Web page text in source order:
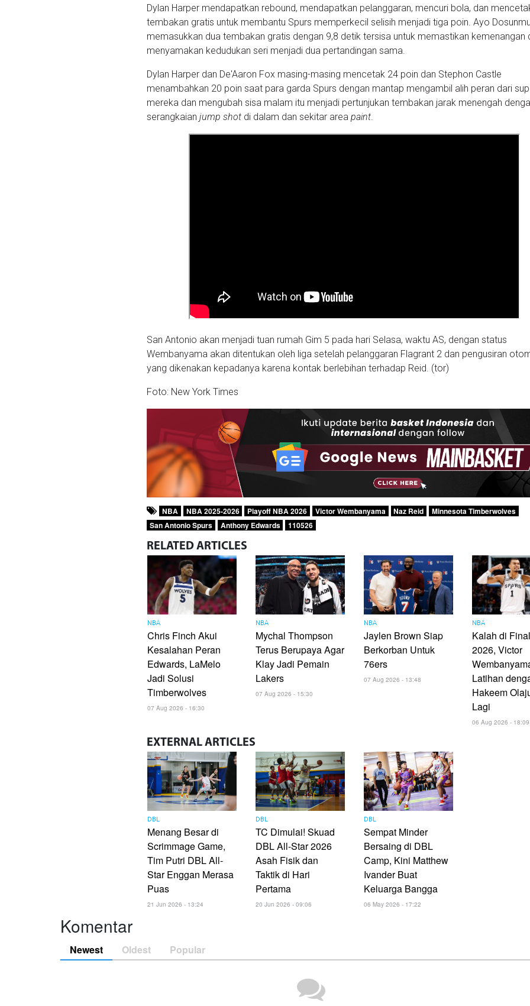
Dylan Harper mendapatkan rebound, mendapatkan pelanggaran, mencuri bola, dan
tembakan gratis untuk membantu Spurs memperkecil selisih menjadi tiga poin. Ayo
memasukkan dua tembakan gratis dengan 9,8 detik tersisa untuk memastikan kemenangan
menyamakan kedudukan seri menjadi dua pertandingan sama.
Dylan Harper dan De'Aaron Fox masing-masing mencetak 24 poin dan Stephon Castle
menambahkan 20 poin saat para garda Spurs dengan mantap mengambil alih peran dari
mereka dan mengubah sisa malam itu menjadi pertunjukan tembakan jarak menengah
serangkaianjump shot di dalam dan sekitar areapaint.
San Antonio akan menjadi tuan rumah Gim 5 pada hari Selasa, waktu AS, dengan status
Wembanyama akan ditentukan oleh liga setelah pelanggaran Flagrant 2 dan pengusiran
yang dikenakan kepadanya karena kontak berlebihan terhadap Reid. (tor)
Foto: New York Times
NBA NBA 2025-2026 Playoff NBA 2026 Victor Wembanyama Naz Reid
Minnesota Timberwolves
San Antonio Spurs
Anthony Edwards 110526
RELATED ARTICLES
NBA
Chris Finch Akui
Kesalahan Peran
Edwards, LaMelo
Jadi Solusi
Timberwolves
07 Aug 2026 - 16:30
NBA
Mychal Thompson
Terus Berupaya Agar
Klay Jadi Pemain
Lakers
07 Aug 2026 - 15:30
NBA
Jaylen Brown Siap
Berkorban Untuk
76ers
07 Aug 2026 - 13:48
NBA
Kalah di
2026, Victor
Latihan
Hakeem
Lagi
06 Aug 2026 - 18:09
EXTERNAL ARTICLES
DBL
Menang Besar di
Scrimmage Game,
Tim Putri DBL All-
Star Enggan Merasa
Puas
21 Jun 2026 - 13:24
DBL
TC Dimulai! Skuad
DBL All-Star 2026
Asah Fisik dan
Taktik di Hari
Pertama
20 Jun 2026 - 09:06
DBL
Sempat Minder
Bersaing di DBL
Camp, Kini Matthew
Ivander Buat
Keluarga Bangga
06 May 2026 - 17:22
Komentar
Newest Oldest Popular